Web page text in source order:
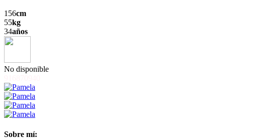
156cm
55kg
34años
No disponible
Sobre mí: